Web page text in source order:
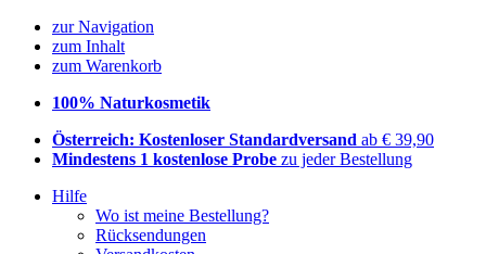
zur Navigation
zum Inhalt
zum Warenkorb
100% Naturkosmetik
Österreich: Kostenloser Standardversand ab € 39,90
Mindestens 1 kostenlose Probe zu jeder Bestellung
Hilfe
Wo ist meine Bestellung?
Rücksendungen